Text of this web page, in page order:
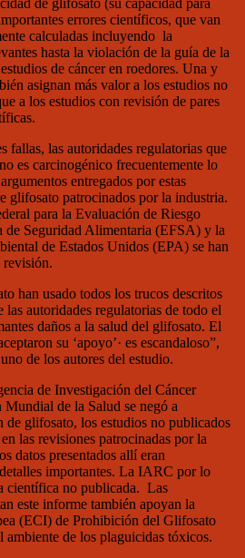
de glifosato (su capacidad para
errores científicos, que van
calculadas incluyendo la
hasta la violación de la guía de la
de cáncer en roedores. Una y
asignan más valor a los estudios no
a los estudios con revisión de pares
fallas, las autoridades regulatorias que
es carcinogénico frecuentemente lo
entregados por estas
glifosato patrocinados por la industria.
para la Evaluación de Riesgo
Seguridad Alimentaria (EFSA) y la
de Estados Unidos (EPA) se han
revisión.
han usado todos los trucos descritos
autoridades regulatorias de todo el
daños a la salud del glifosato. El
su ‘apoyo’· es escandaloso”,
de los autores del estudio.
de Investigación del Cáncer
de la Salud se negó a
de glifosato, los estudios no publicados
las revisiones patrocinadas por la
datos presentados allí eran
importantes. La IARC por lo
científica no publicada. Las
este informe también apoyan la
(ECI) de Prohibición del Glifosato
ambiente de los plaguicidas tóxicos.